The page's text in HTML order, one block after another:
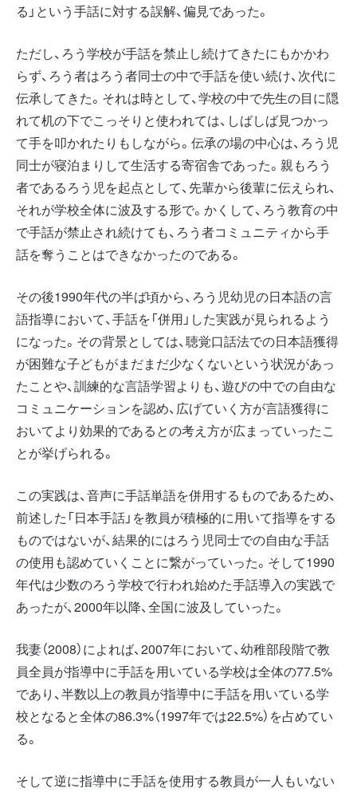
る」という手話に対する誤解、偏見であった。
ただし、ろう学校が手話を禁止し続けてきたにもかかわ
らず、ろう者はろう者同士の中で手話を使い続け、次代に
伝承してきた。それは時として、学校の中で先生の目に隠
れて机の下でこっそりと使われては、しばしば見つかっ
て手を叩かれたりもしながら。伝承の場の中心は、ろう児
同士が寝泊まりして生活する寄宿舎であった。親もろう
者であるろう児を起点として、先輩から後輩に伝えられ、
それが学校全体に波及する形で。かくして、ろう教育の中
で手話が禁止され続けても、ろう者コミュニティから手
話を奪うことはできなかったのである。
その後1990年代の半ば頃から、ろう児幼児の日本語の言
語指導において、手話を「併用」した実践が見られるよう
になった。その背景としては、聴覚口話法での日本語獲得
が困難な子どもがまだまだ少なくないという状況があっ
たことや、訓練的な言語学習よりも、遊びの中での自由な
コミュニケーションを認め、広げていく方が言語獲得に
おいてより効果的であるとの考え方が広まっていったこ
とが挙げられる。
この実践は、音声に手話単語を併用するものであるため、
前述した「日本手話」を教員が積極的に用いて指導をする
ものではないが、結果的にはろう児同士での自由な手話
の使用も認めていくことに繋がっていった。そして1990
年代は少数のろう学校で行われ始めた手話導入の実践で
あったが、2000年以降、全国に波及していった。
我妻（2008）によれば、2007年において、幼稚部段階で教
員全員が指導中に手話を用いている学校は全体の77.5%
であり、半数以上の教員が指導中に手話を用いている学
校となると全体の86.3%（1997年では22.5%）を占めてい
る。
そして逆に指導中に手話を使用する教員が一人もいない